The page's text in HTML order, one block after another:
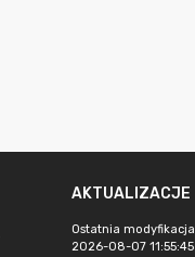
AKTUALIZACJE
Ostatnia modyfikacja
2026-08-07 11:55:45